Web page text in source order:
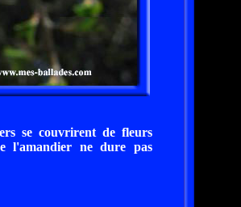
se couvrirent de fleurs
l'amandier ne dure pas